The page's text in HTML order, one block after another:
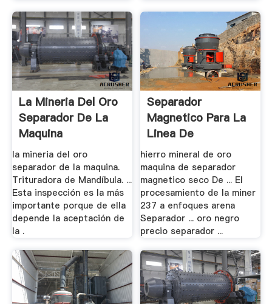
La Mineria Del Oro
Separador De La
Maquina
la mineria del oro
separador de la maquina.
Trituradora de Mandíbula. ...
Esta inspección es la más
importante porque de ella
depende la aceptación de
la .
Separador
Magnetico Para La
Linea De
Produccion .
hierro mineral de oro
maquina de separador
magnetico seco De ... El
procesamiento de la miner
237 a enfoques arena
Separador ... oro negro
precio separador ...